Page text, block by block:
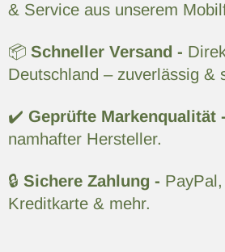
& Service aus unserem
📦 Schneller Versand -
Deutschland – zuverlässig &
✔️ Geprüfte Markenqualität -
namhafter Hersteller.
🔒 Sichere Zahlung -
Kreditkarte & mehr.